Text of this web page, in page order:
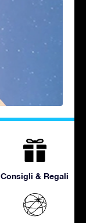
Consigli & Regali